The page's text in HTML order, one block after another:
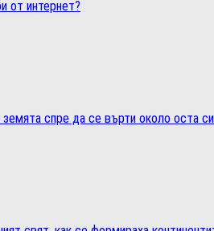
от интернет?
спре да се върти около оста